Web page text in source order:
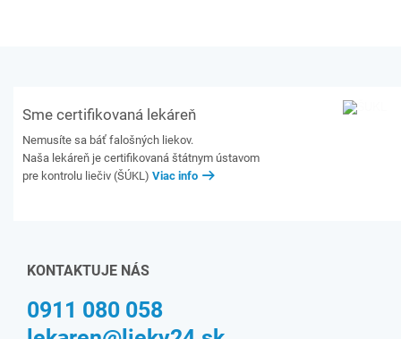
Sme certifikovaná lekáreň
Nemusíte sa báť falošných liekov.
Naša lekáreň je certifikovaná štátnym ústavom
pre kontrolu liečiv (ŠÚKL) Viac info
KONTAKTUJE NÁS
0911 080 058